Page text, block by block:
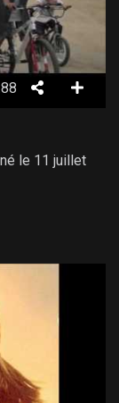
le 11 juillet